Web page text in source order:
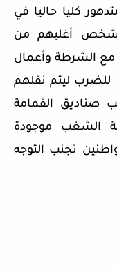
كليا حاليا في
بعد تجمع 200 شخص أغلبهم من
مع الشرطة وأعمال
اثرها 9 ضباط للضرب ليتم نقلهم
صناديق القمامة
الشغب موجودة
تجنب التوجه